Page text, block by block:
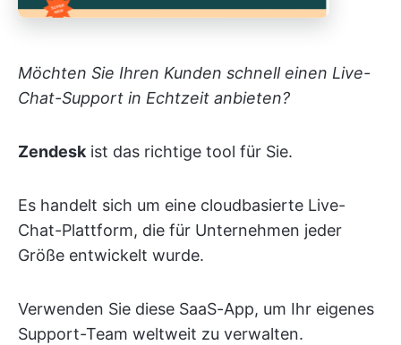
Möchten Sie Ihren Kunden schnell einen Live-
Chat-Support in Echtzeit anbieten?
Zendeskist das richtige tool für Sie.
Es handelt sich um eine cloudbasierte Live-
Chat-Plattform, die für Unternehmen jeder
Größe entwickelt wurde.
Verwenden Sie diese SaaS-App, um Ihr eigenes
Support-Team weltweit zu verwalten.